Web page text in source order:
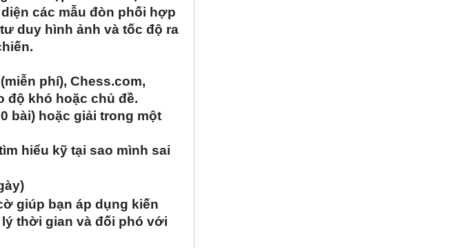
các mẫu đòn phối hợp
duy hình ảnh và tốc độ ra
phí), Chess.com,
độ khó hoặc chủ đề.
bài) hoặc giải trong một
hiểu kỹ tại sao mình sai
giúp bạn áp dụng kiến
thời gian và đối phó với